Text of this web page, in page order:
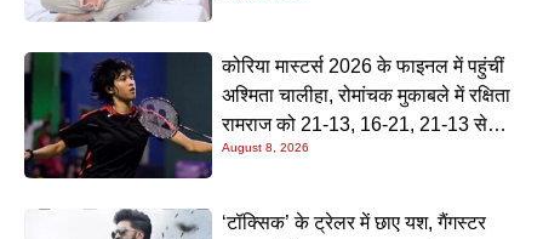
कोरिया मास्टर्स 2026 के फाइनल में पहुंचीं
अश्मिता चालीहा, रोमांचक मुकाबले में रक्षिता
रामराज को 21-13, 16-21, 21-13 से
हराया
August 8, 2026
‘टॉक्सिक’ के ट्रेलर में छाए यश, गैंगस्टर